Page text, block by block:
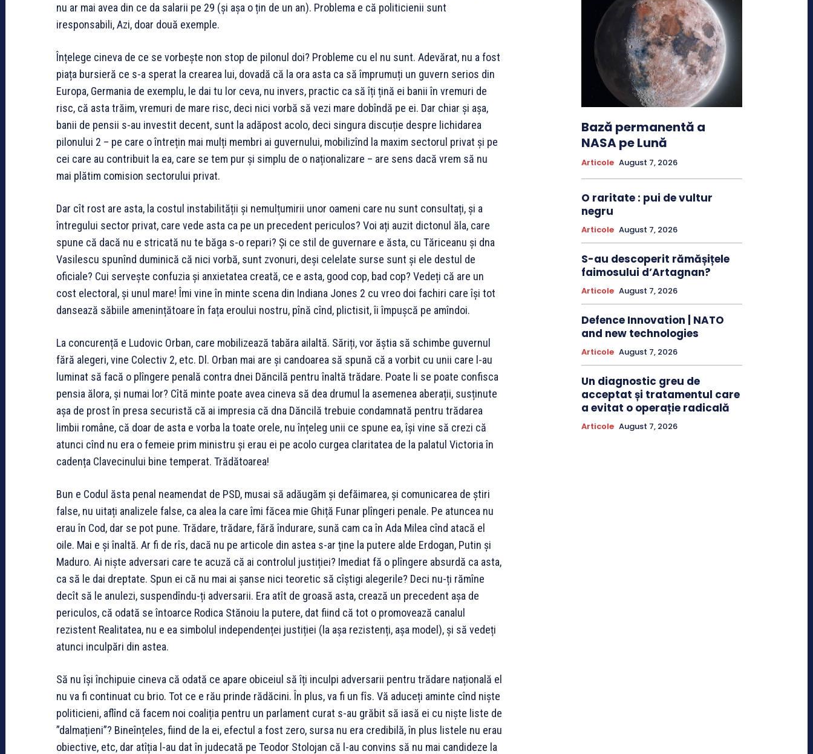
nu ar mai avea din ce da salarii pe 29 (și așa o țin de un an). Problema e că politicienii sunt
iresponsabili, Azi, doar două exemple.
Înțelege cineva de ce se vorbește non stop de pilonul doi? Probleme cu el nu sunt. Adevărat, nu a fost
piața bursieră ce s-a sperat la crearea lui, dovadă că la ora asta ca să împrumuți un guvern serios din
Europa, Germania de exemplu, le dai tu lor ceva, nu invers, practic ca să îți țină ei banii în vremuri de
risc, că asta trăim, vremuri de mare risc, deci nici vorbă să vezi mare dobîndă pe ei. Dar chiar și așa,
banii de pensii s-au investit decent, sunt la adăpost acolo, deci singura discuție despre lichidarea
pilonului 2 – pe care o întrețin mai mulți membri ai guvernului, mobilizînd la maxim sectorul privat și pe
cei care au contribuit la ea, care se tem pur și simplu de o naționalizare – are sens dacă vrem să nu
mai plătim comision sectorului privat.
Dar cît rost are asta, la costul instabilității și nemulțumirii unor oameni care nu sunt consultați, și a
întregului sector privat, care vede asta ca pe un precedent periculos? Voi ați auzit dictonul ăla, care
spune că dacă nu e stricată nu te băga s-o repari? Și ce stil de guvernare e ăsta, cu Tăriceanu și dna
Vasilescu spunînd duminică că nici vorbă, sunt zvonuri, deși celelate surse sunt și ele destul de
oficiale? Cui servește confuzia și anxietatea creată, ce e asta, good cop, bad cop? Vedeți că are un
cost electoral, și unul mare! Îmi vine în minte scena din Indiana Jones 2 cu vreo doi fachiri care își tot
dansează săbiile amenințătoare în fața eroului nostru, pînă cînd, plictisit, îi împușcă pe amîndoi.
La concurență e Ludovic Orban, care mobilizează tabăra ailaltă. Săriți, vor ăștia să schimbe guvernul
fără alegeri, vine Colectiv 2, etc. Dl. Orban mai are și candoarea să spună că a vorbit cu unii care l-au
luminat să facă o plîngere penală contra dnei Dăncilă pentru înaltă trădare. Poate li se poate confisca
pensia ălora, și numai lor? Cîtă minte poate avea cineva să dea drumul la asemenea aberații, susținute
așa de prost în presa securistă că ai impresia că dna Dăncilă trebuie condamnată pentru trădarea
limbii române, că doar de asta e vorba la toate orele, nu înțeleg unii ce spune ea, își vine să crezi că
atunci cînd nu era o femeie prim ministru și erau ei pe acolo curgea claritatea de la palatul Victoria în
cadența Clavecinului bine temperat. Trădătoarea!
Bun e Codul ăsta penal neamendat de PSD, musai să adăugăm și defăimarea, și comunicarea de știri
false, nu uitați analizele false, ca alea la care îmi făcea mie Ghiță Funar plîngeri penale. Pe atuncea nu
erau în Cod, dar se pot pune. Trădare, trădare, fără îndurare, sună cam ca în Ada Milea cînd atacă el
oile. Mai e și înaltă. Ar fi de rîs, dacă nu pe articole din astea s-ar ține la putere alde Erdogan, Putin și
Maduro. Ai niște adversari care te acuză că ai controlul justiției? Imediat fă o plîngere absurdă ca asta,
ca să le dai dreptate. Spun ei că nu mai ai șanse nici teoretic să cîștigi alegerile? Deci nu-ți rămîne
decît să le anulezi, suspendîndu-ți adversarii. Era atît de groasă asta, crează un precedent așa de
periculos, că odată se întoarce Rodica Stănoiu la putere, dat fiind că tot o promovează canalul
rezistent Realitatea, nu e ea simbolul independenței justiției (la așa rezistenți, așa model), și să vedeți
atunci inculpări din astea.
Să nu își închipuie cineva că odată ce apare obiceiul să îți inculpi adversarii pentru trădare națională el
nu va fi continuat cu brio. Tot ce e rău prinde rădăcini. În plus, va fi un fîs. Vă aduceți aminte cînd niște
politicieni, aflînd că facem noi coaliția pentru un parlament curat s-au grăbit să iasă ei cu niște liste de
”dalmațieni”? Bineînțeles, fiind de la ei, efectul a fost zero, sursa nu era credibilă, în plus listele nu erau
obiective, etc, dar atîția l-au dat în judecată pe Teodor Stolojan că l-au convins să nu mai candideze la
Bază permanentă a
NASA pe Lună
Articole August 7, 2026
O raritate : pui de vultur
negru
Articole August 7, 2026
S-au descoperit rămășițele
faimosului d’Artagnan?
Articole August 7, 2026
Defence Innovation | NATO
and new technologies
Articole August 7, 2026
Un diagnostic greu de
acceptat și tratamentul care
a evitat o operație radicală
Articole August 7, 2026